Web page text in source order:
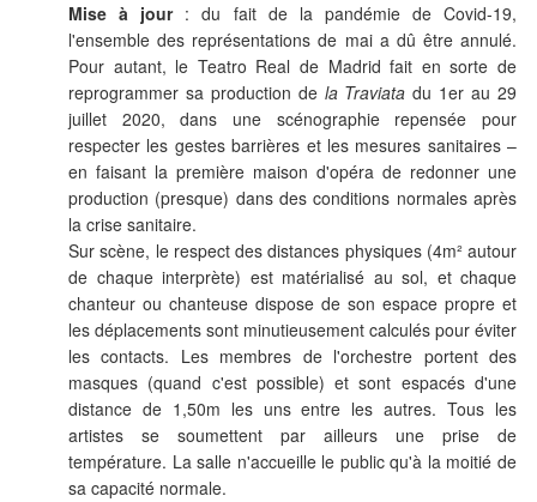
Mise à jour: du fait de la pandémie de Covid-19,
l'ensemble des représentations de mai a dû être annulé.
Pour autant, le Teatro Real de Madrid fait en sorte de
reprogrammer sa production de la Traviata du 1er au 29
juillet 2020, dans une scénographie repensée pour
respecter les gestes barrières et les mesures sanitaires –
en faisant la première maison d'opéra de redonner une
production (presque) dans des conditions normales après
la crise sanitaire.
Sur scène, le respect des distances physiques (4m² autour
de chaque interprète) est matérialisé au sol, et chaque
chanteur ou chanteuse dispose de son espace propre et
les déplacements sont minutieusement calculés pour éviter
les contacts. Les membres de l'orchestre portent des
masques (quand c'est possible) et sont espacés d'une
distance de 1,50m les uns entre les autres. Tous les
artistes se soumettent par ailleurs une prise de
température. La salle n'accueille le public qu'à la moitié de
sa capacité normale.